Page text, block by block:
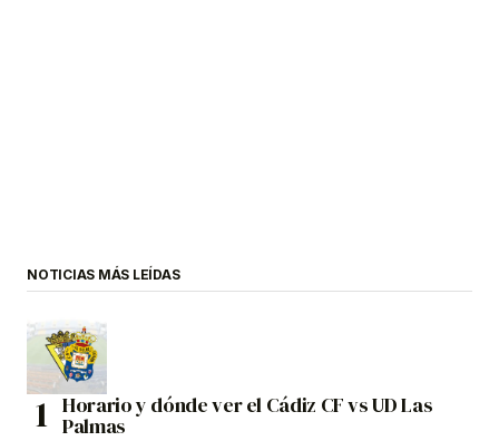
NOTICIAS MÁS LEÍDAS
Horario y dónde ver el Cádiz CF vs UD Las
Palmas